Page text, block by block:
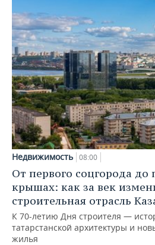
Недвижимость 08:00
От первого соцгорода до
крышах: как за век
строительная отрасль
К 70-летию Дня строителя —
татарстанской архитектуры и
жилья